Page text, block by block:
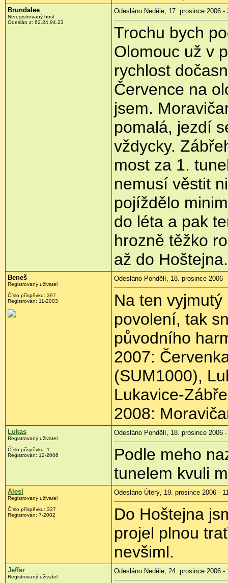
Brundalee
Neregistrovaný host
Odeslán z: 62.24.94.23
Odesláno Neděle, 17. prosince 2006 -
Trochu bych
Olomouc už v
rychlost
Července na
jsem.
pomalá, jezdí
vždycky.
most za 1.
nemusí věstit
pojíždělo
do léta a pak
hrozně těžko
až do Hoštejna.
Beneš
Registrovaný uživatel
Číslo příspěvku: 397
Registrován: 11-2003
Odesláno Pondělí, 18. prosince 2006
Na ten
povolení, tak
původního
2007:
(SUM1000),
Lukavice-
2008:
Lukas
Registrovaný uživatel
Číslo příspěvku: 1
Registrován: 12-2006
Odesláno Pondělí, 18. prosince 2006
Podle meho
tunelem kvuli
Alesl
Registrovaný uživatel
Číslo příspěvku: 337
Registrován: 7-2002
Odesláno Úterý, 19. prosince 2006 -
Do Hoštejna
projel plnou
nevšiml.
Jeffer
Registrovaný uživatel
Odesláno Neděle, 24. prosince 2006 -